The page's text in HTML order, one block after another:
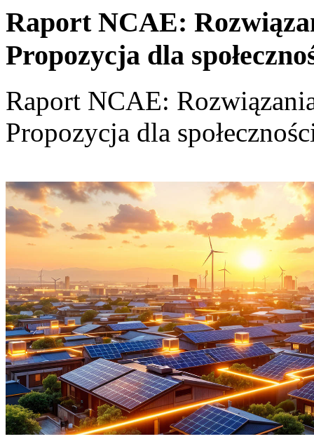
Raport NCAE:
Propozycja dla
Raport NCAE:
Propozycja dla